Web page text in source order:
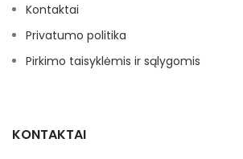
Kontaktai
Privatumo politika
Pirkimo taisyklėmis ir sąlygomis
KONTAKTAI